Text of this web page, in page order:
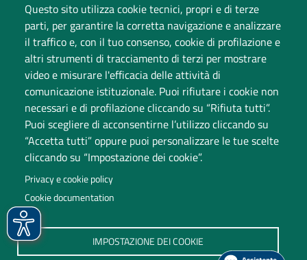
Questo sito utilizza cookie tecnici, propri e di terze
parti, per garantire la corretta navigazione e analizzare
il traffico e, con il tuo consenso, cookie di profilazione e
altri strumenti di tracciamento di terzi per mostrare
video e misurare l'efficacia delle attività di
comunicazione istituzionale. Puoi rifiutare i cookie non
necessari e di profilazione cliccando su “Rifiuta tutti”.
Puoi scegliere di acconsentirne l’utilizzo cliccando su
“Accetta tutti” oppure puoi personalizzare le tue scelte
cliccando su “Impostazione dei cookie”.
Privacy e cookie policy
Cookie documentation
IMPOSTAZIONE DEI COOKIE
Università degli Studi dell'Insubria
Sede legale: via Ravasi 2, 21100 Varese
Contact Center
P.IVA 02481820120
(C.F. 95039180120)
Cambia idea sui cookie
Dati di monitoraggio